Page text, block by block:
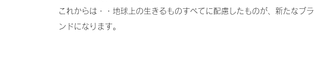
これからは・・地球上の生きるものすべてに配慮したものが、新たなブラ
ンドになります。